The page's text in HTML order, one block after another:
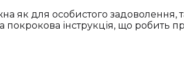
як для особистого задоволення,
інструкція, що робить